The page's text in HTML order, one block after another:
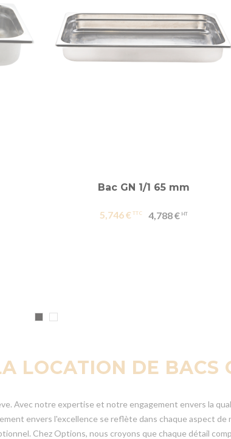
Bac GN 1/1 65 mm
5,746 € 4,788 €
LOCATION DE BACS
Avec notre expertise et notre engagement envers la
envers l'excellence se reflète dans chaque aspect
Chez Options, nous croyons que chaque détail